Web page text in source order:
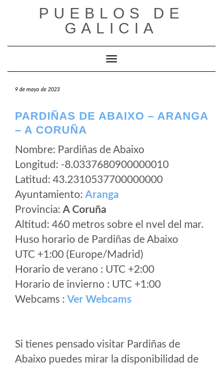
PUEBLOS DE
GALICIA
Cambiar modo de navegación
9 de mayo de 2023
PARDIÑAS DE ABAIXO – ARANGA
– A CORUÑA
Nombre: Pardiñas de Abaixo
Longitud: -8.0337680900000010
Latitud: 43.2310537700000000
Ayuntamiento: Aranga
Provincia: A Coruña
Altitud: 460 metros sobre el nvel del mar.
Huso horario de Pardiñas de Abaixo
UTC +1:00 (Europe/Madrid)
Horario de verano : UTC +2:00
Horario de invierno : UTC +1:00
Webcams : Ver Webcams
Si tienes pensado visitar Pardiñas de
Abaixo puedes mirar la disponibilidad de